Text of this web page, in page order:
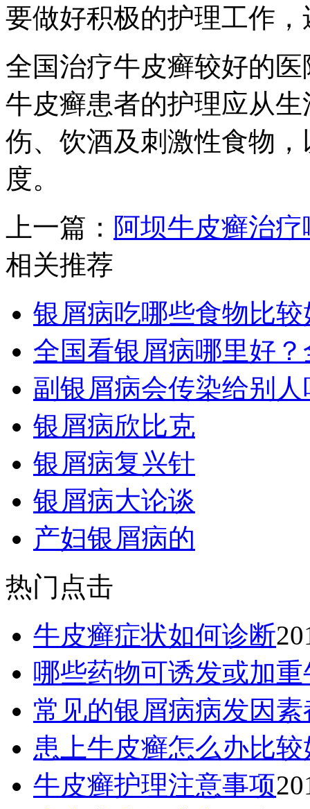
要做好积极的护理工作
全国治疗牛皮癣较好的
牛皮癣患者的护理应从
伤、饮酒及刺激性食物
度。
上一篇： 阿坝牛皮癣治
相关推荐
银屑病吃哪些食物比
全国看银屑病哪里好
副银屑病会传染给别人
银屑病欣比克
银屑病复兴针
银屑病大论谈
产妇银屑病的
热门点击
牛皮癣症状如何诊断
哪些药物可诱发或加
常见的银屑病病发因
患上牛皮癣怎么办比较
牛皮癣护理注意事项